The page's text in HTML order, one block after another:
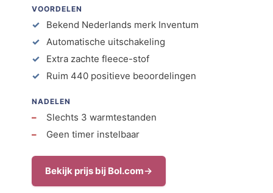
VOORDELEN
Bekend Nederlands merk Inventum
Automatische uitschakeling
Extra zachte fleece-stof
Ruim 440 positieve beoordelingen
NADELEN
Slechts 3 warmtestanden
Geen timer instelbaar
Bekijk prijs bij Bol.com